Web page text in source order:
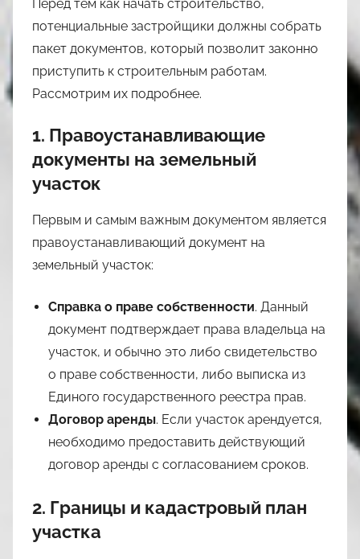
Перед тем как начать строительство,
потенциальные застройщики должны собрать
пакет документов, который позволит законно
приступить к строительным работам.
Рассмотрим их подробнее.
1. Правоустанавливающие
документы на земельный
участок
Первым и самым важным документом является
правоустанавливающий документ на
земельный участок:
Справка о праве собственности. Данный
документ подтверждает права владельца на
участок, и обычно это либо свидетельство
о праве собственности, либо выписка из
Единого государственного реестра прав.
Договор аренды. Если участок арендуется,
необходимо предоставить действующий
договор аренды с согласованием сроков.
2. Границы и кадастровый план
участка